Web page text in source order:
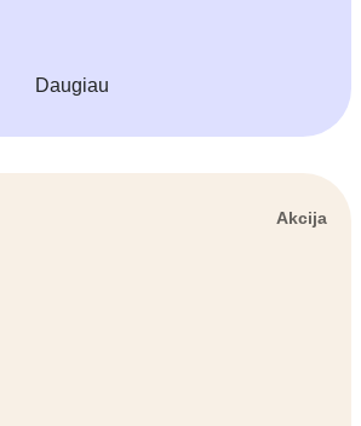
Daugiau
Akcija